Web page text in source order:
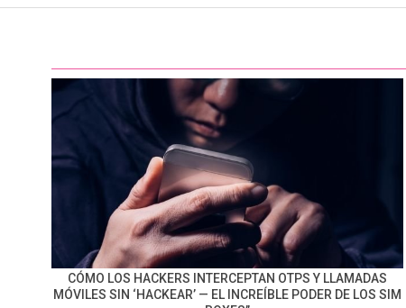
CÓMO LOS HACKERS INTERCEPTAN OTPS Y LLAMADAS
MÓVILES SIN ‘HACKEAR’ — EL INCREÍBLE PODER DE LOS SIM